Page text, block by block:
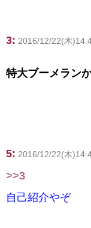
3: 2016/12/22(木
特大ブーメラン
5: 2016/12/22(木
>>3
自己紹介やぞ